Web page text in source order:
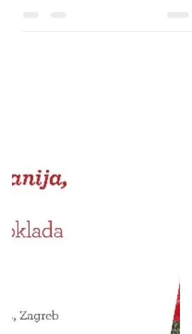
U povodu Međunarodnog dana žena,